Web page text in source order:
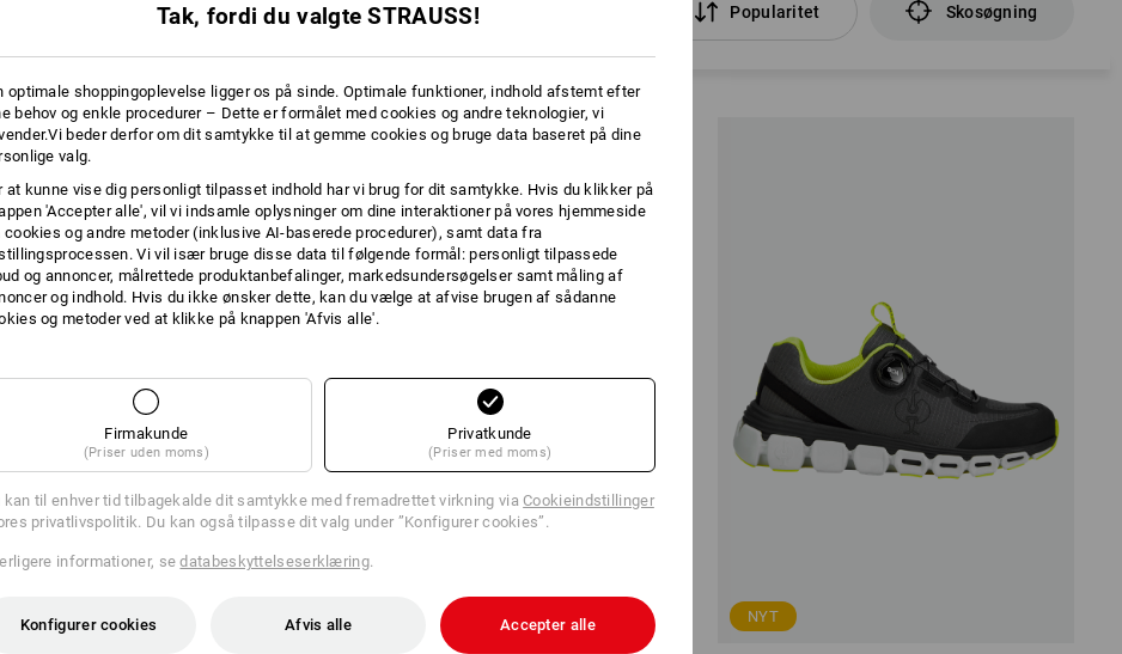
49 Artikler Popularitet Skosøgning
NYT
Tak, fordi du valgte STRAUSS!
optimale shoppingoplevelse ligger os på sinde. Optimale funktioner, indhold afstemt efter
behov og enkle procedurer – Dette er formålet med cookies og andre teknologier, vi
beder derfor om dit samtykke til at gemme cookies og bruge data baseret på dine
valg.
at kunne vise dig personligt tilpasset indhold har vi brug for dit samtykke. Hvis du klikker på
'Accepter alle', vil vi indsamle oplysninger om dine interaktioner på vores hjemmeside
cookies og andre metoder (inklusive AI-baserede procedurer), samt data fra
Vi vil især bruge disse data til følgende formål: personligt tilpassede
og annoncer, målrettede produktanbefalinger, markedsundersøgelser samt måling af
og indhold. Hvis du ikke ønsker dette, kan du vælge at afvise brugen af sådanne
og metoder ved at klikke på knappen 'Afvis alle'.
Firmakunde
(Priser uden moms)
Privatkunde
(Priser med moms)
kan til enhver tid tilbagekalde dit samtykke med fremadrettet virkning viaCookieindstillinger
privatlivspolitik. Du kan også tilpasse dit valg under ”Konfigurer cookies”.
informationer, sedatabeskyttelseserklæring.
Konfigurer cookies Afvis alle Accepter alle